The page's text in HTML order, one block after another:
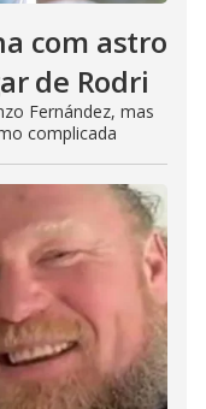
com astro
de Rodri
Fernández, mas
complicada